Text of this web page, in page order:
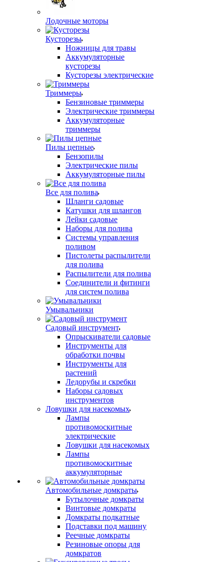
Лодочные моторы
Кусторезы
Ножницы для травы
Аккумуляторные
кусторезы
Кусторезы электрические
Триммеры
Бензиновые триммеры
Электрические триммеры
Аккумуляторные
триммеры
Пилы цепные
Бензопилы
Электрические пилы
Аккумуляторные пилы
Все для полива
Шланги садовые
Катушки для шлангов
Лейки садовые
Наборы для полива
Системы управления
поливом
Пистолеты распылители
для полива
Распылители для полива
Соединители и фитинги
для систем полива
Умывальники
Садовый инструмент
Опрыскиватели садовые
Инструменты для
обработки почвы
Инструменты для
растений
Ледорубы и скребки
Наборы садовых
инструментов
Ловушки для насекомых
Лампы
противомоскитные
электрические
Ловушки для насекомых
Лампы
противомоскитные
аккумуляторные
Автомобильные домкраты
Бутылочные домкраты
Винтовые домкраты
Домкраты подкатные
Подставки под машину
Реечные домкраты
Резиновые опоры для
домкратов